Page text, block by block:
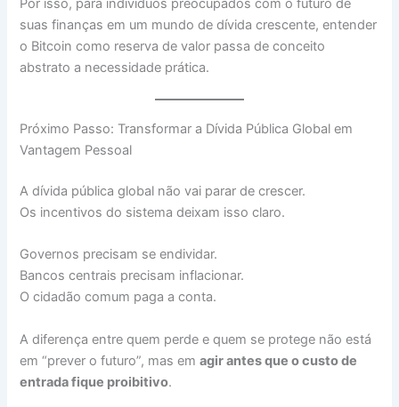
Por isso, para indivíduos preocupados com o futuro de
suas finanças em um mundo de dívida crescente, entender
o Bitcoin como reserva de valor passa de conceito
abstrato a necessidade prática.
Próximo Passo: Transformar a Dívida Pública Global em
Vantagem Pessoal
A dívida pública global não vai parar de crescer.
Os incentivos do sistema deixam isso claro.
Governos precisam se endividar.
Bancos centrais precisam inflacionar.
O cidadão comum paga a conta.
A diferença entre quem perde e quem se protege não está
em “prever o futuro”, mas emagir antes que o custo de
entrada fique proibitivo.